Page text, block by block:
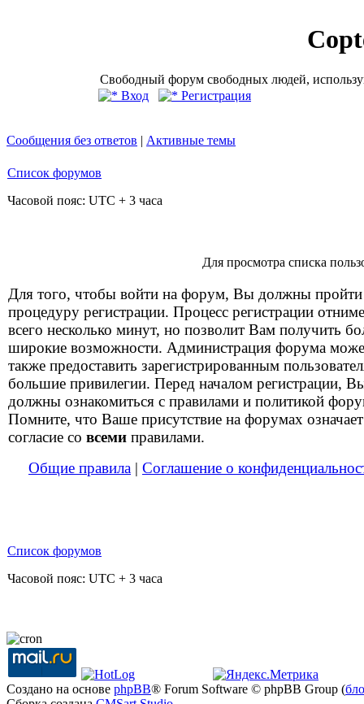
Свободный форум свободных людей,
Вход
Регистрация
Сообщения без ответов | Активные темы
Список форумов
Часовой пояс: UTC + 3 часа
Для просмотра списка
Для того, чтобы войти на форум, Вы должны пройти
процедуру регистрации. Процесс регистрации
всего несколько минут, но позволит Вам получить
широкие возможности. Администрация форума
также предоставить зарегистрированным
большие привилегии. Перед началом регистрации,
должны ознакомиться с правилами и политикой
Помните, что Ваше присутствие на форумах означает
согласие со всеми правилами.
Общие правила | Соглашение о
Список форумов
Часовой пояс: UTC + 3 часа
Создано на основе phpBB® Forum Software © phpBB Group (